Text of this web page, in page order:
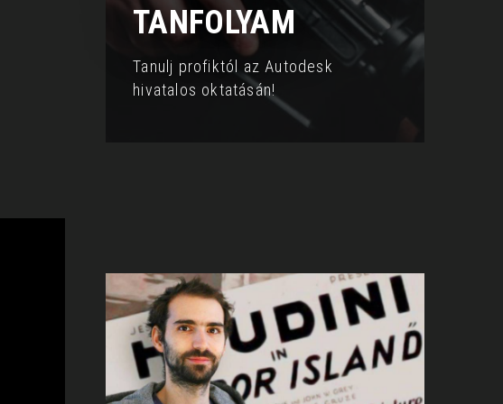
TANFOLYAM
Tanulj profiktól az Autodesk
hivatalos oktatásán!